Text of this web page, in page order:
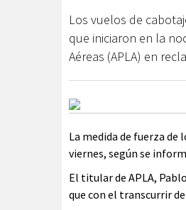
Los vuelos de
que iniciaron en la
Aéreas (APLA) en
La medida de fuerza
viernes, según se
El titular de APLA,
que con el transcurrir